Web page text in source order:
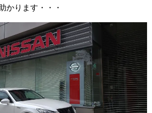
かります・・・